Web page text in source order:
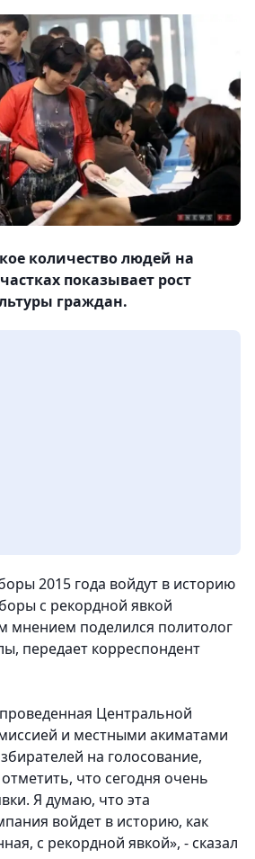
количество людей на
показывает рост
граждан.
2015 года войдут в историю
с рекордной явкой
мнением поделился политолог
передает корреспондент
Центральной
и местными акиматами
на голосование,
что сегодня очень
Я думаю, что эта
войдет в историю, как
с рекордной явкой», - сказал